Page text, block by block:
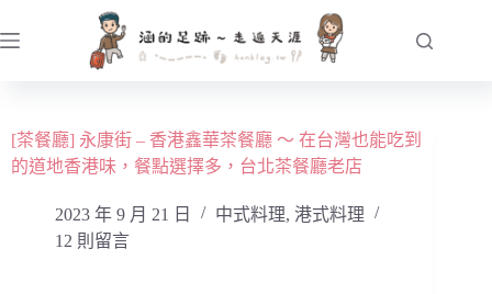
至
容[茶餐廳] 永康街 – 香港鑫華茶餐廳 ～ 在台灣也能吃到
的道地香港味，餐點選擇多，台北茶餐廳老店
2023 年 9 月 21 日 中式料理, 港式料理
12 則留言